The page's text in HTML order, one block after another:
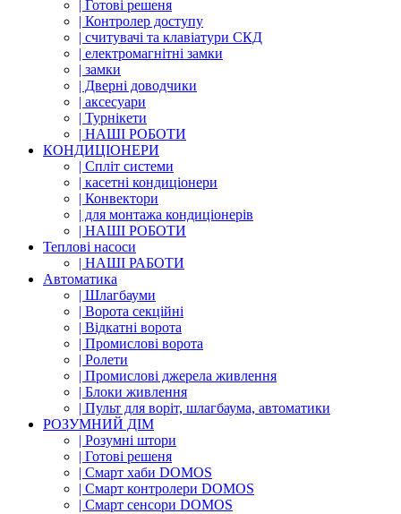
| Готові решеня
| Контролер доступу
| считувачі та клавіатури СКД
| електромагнітні замки
| замки
| Дверні доводчики
| аксесуари
| Турнікети
| НАШІ РОБОТИ
КОНДИЦІОНЕРИ
| Cпліт системи
| касетні кондиціонери
| Конвектори
| для монтажа кондиціонерів
| НАШІ РОБОТИ
Теплові насоси
| НАШІ РАБОТИ
Автоматика
| Шлагбауми
| Ворота секційні
| Відкатні ворота
| Промислові ворота
| Ролети
| Промислові джерела живлення
| Блоки живлення
| Пульт для воріт, шлагбаума, автоматики
РОЗУМНИЙ ДІМ
| Розумні штори
| Готові решеня
| Смарт хаби DOMOS
| Смарт контролери DOMOS
| Смарт сенсори DOMOS